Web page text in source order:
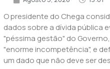
O presidente do Chega
dados sobre a dívida pública
"péssima gestão" do
"enorme incompetência", e
um dado que não deve ser